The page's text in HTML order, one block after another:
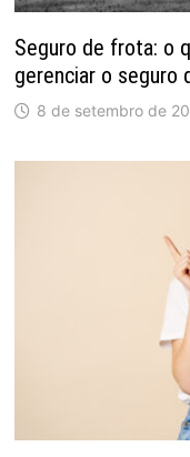
Seguro de frota: o
gerenciar o seguro
8 de setembro de